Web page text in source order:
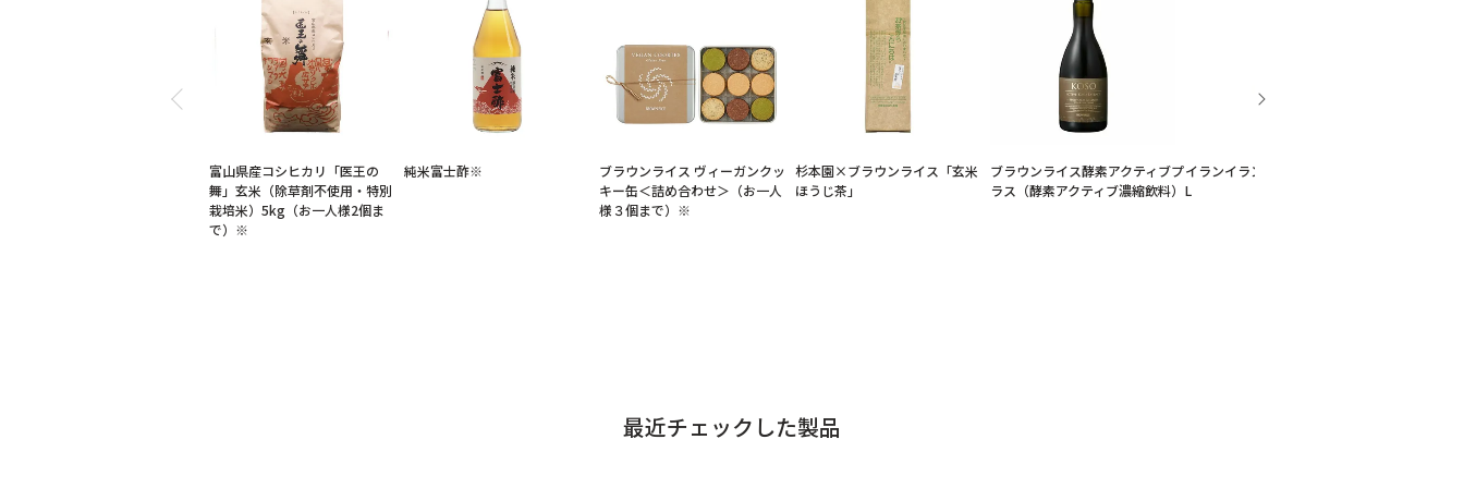
富山県産コシヒカリ「医王の
舞」玄米（除草剤不使用・特別
栽培米）5kg（お一人様2個ま
で）※
純米富士酢※
ブラウンライス ヴィーガンクッ
キー缶＜詰め合わせ＞（お一人
様３個まで）※
杉本園×ブラウンライス「玄米
ほうじ茶」
ブラウンライス酵素アクティブプ
ラス（酵素アクティブ濃縮飲料）
イランイラン・オーガニック 5m
L
最近チェックした製品